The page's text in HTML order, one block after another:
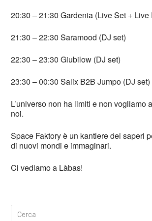
20:30 – 21:30 Gardenia (Live Set + Live
21:30 – 22:30 Saramood (DJ set)
22:30 – 23:30 Giubilow (DJ set)
23:30 – 00:30 Salix B2B Jumpo (DJ set)
L’universo non ha limiti e non vogliamo
noi.
Space Faktory è un kantiere dei saperi
di nuovi mondi e immaginari.
Ci vediamo a Làbas!